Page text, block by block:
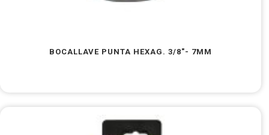
BOCALLAVE PUNTA HEXAG. 3/8″- 7MM